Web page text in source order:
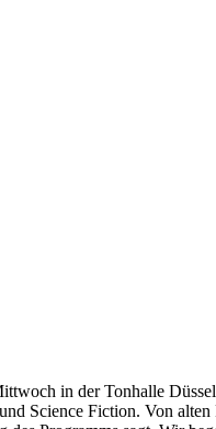
in der Tonhalle
Science Fiction. Von